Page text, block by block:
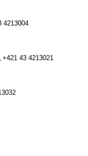
4213004
+421 43 4213021